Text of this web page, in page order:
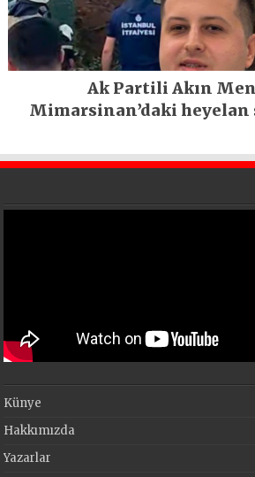
Ak Partili Akın
Mimarsinan’daki
Künye
Hakkımızda
Yazarlar